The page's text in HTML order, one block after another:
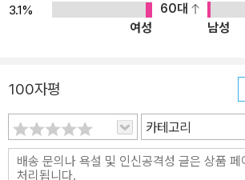
3.1%
60대
여성
남성
100자평
카테고리